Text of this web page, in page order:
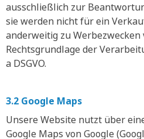
ausschließlich zur
sie werden nicht für ein
anderweitig zu Werbezwecken
Rechtsgrundlage der
a DSGVO.
3.2 Google Maps
Unsere Website nutzt über
Google Maps von Google